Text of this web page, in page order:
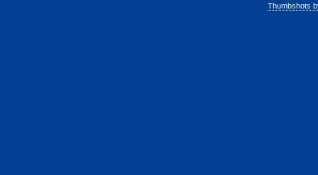
Thumbshots